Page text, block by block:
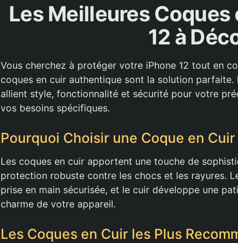
Les Meilleures
12 à
Vous cherchez à protéger votre iPhone 12 tout en
coques en cuir authentique sont la solution
allient style, fonctionnalité et sécurité pour votre
vos besoins spécifiques.
Pourquoi Choisir une Coque en Cuir
Les coques en cuir apportent une touche de
protection robuste contre les chocs et les rayures.
prise en main sécurisée, et le cuir développe une
charme de votre appareil.
Les Coques en Cuir les Plus